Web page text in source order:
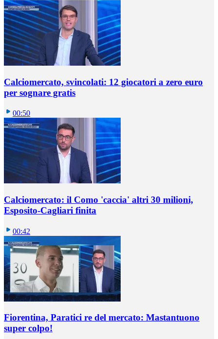
Calciomercato, svincolati: 12 giocatori a zero euro
per sognare gratis
00:50
Calciomercato: il Como 'caccia' altri 30 milioni,
Esposito-Cagliari finita
00:42
Fiorentina, Paratici re del mercato: Mastantuono
super colpo!